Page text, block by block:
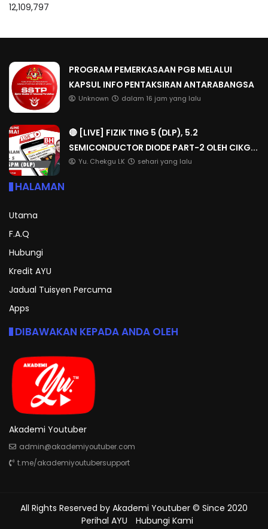
12,109,797
PROGRAM PEMERKASAAN PGB MELALUI
KAPSUL INFO PENTAKSIRAN ANTARABANGSA
Unknown dalam 16 jam yang lalu
🔴 [LIVE] FIZIK TING 5 (DLP), 5.2
SEMICONDUCTOR DIODE PART-2 OLEH CIKG...
Yu. Chekgu LK sehari yang lalu
HALAMAN
Utama
F.A.Q
Hubungi
Kredit AYU
Jadual Tuisyen Percuma
Apps
DIBAWAKAN KEPADA ANDA OLEH
Akademi Youtuber
admin@akademiyoutuber.com
t.me/akademiyoutubersupport
All Rights Reserved by Akademi Youtuber © Since 2020
Perihal AYU
Hubungi Kami